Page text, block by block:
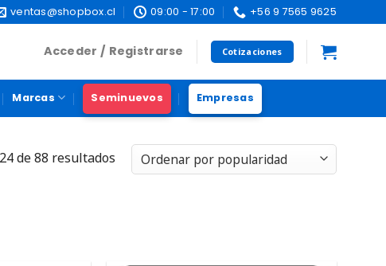
ventas@shopbox.cl 09:00 - 17:00 +56 9 7565 9625
Acceder / Registrarse Cotizaciones
Marcas Seminuevos Empresas
de 88 resultados